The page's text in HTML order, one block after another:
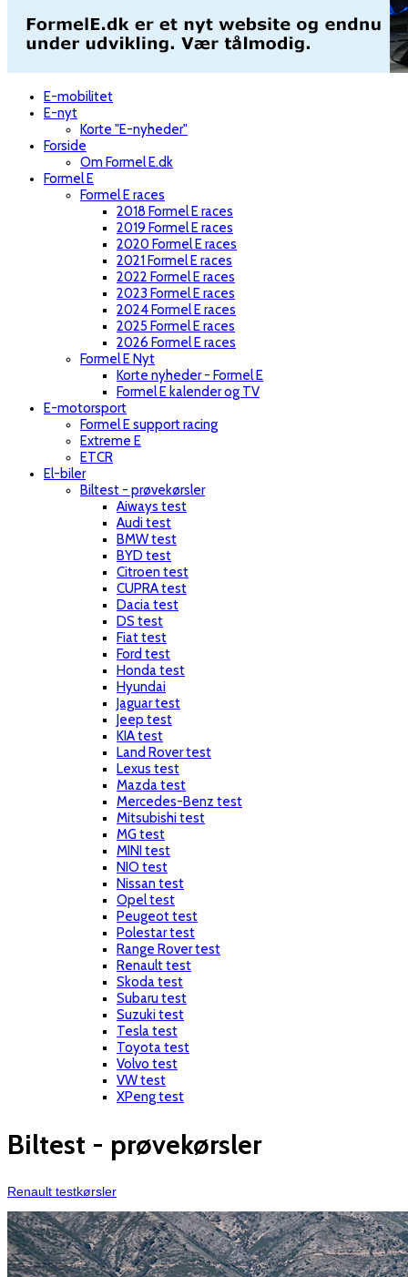
E-mobilitet
E-nyt
Korte "E-nyheder"
Forside
Om Formel E.dk
Formel E
Formel E races
2018 Formel E races
2019 Formel E races
2020 Formel E races
2021 Formel E races
2022 Formel E races
2023 Formel E races
2024 Formel E races
2025 Formel E races
2026 Formel E races
Formel E Nyt
Korte nyheder - Formel E
Formel E kalender og TV
E-motorsport
Formel E support racing
Extreme E
ETCR
El-biler
Biltest - prøvekørsler
Aiways test
Audi test
BMW test
BYD test
Citroen test
CUPRA test
Dacia test
DS test
Fiat test
Ford test
Honda test
Hyundai
Jaguar test
Jeep test
KIA test
Land Rover test
Lexus test
Mazda test
Mercedes-Benz test
Mitsubishi test
MG test
MINI test
NIO test
Nissan test
Opel test
Peugeot test
Polestar test
Range Rover test
Renault test
Skoda test
Subaru test
Suzuki test
Tesla test
Toyota test
Volvo test
VW test
XPeng test
Biltest - prøvekørsler
Renault testkørsler